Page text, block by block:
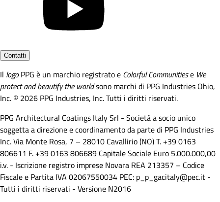
Contatti
Il logoPPG è un marchio registrato e Colorful Communitiese We
protect and beautify the worldsono marchi di PPG Industries Ohio,
Inc. © 2026 PPG Industries, Inc. Tutti i diritti riservati.
PPG Architectural Coatings Italy Srl - Società a socio unico
soggetta a direzione e coordinamento da parte di PPG Industries
Inc. Via Monte Rosa, 7 – 28010 Cavallirio (NO) T. +39 0163
806611 F. +39 0163 806689 Capitale Sociale Euro 5.000.000,00
i.v. - Iscrizione registro imprese Novara REA 213357 – Codice
Fiscale e Partita IVA 02067550034 PEC: p_p_gacitaly@pec.it -
Tutti i diritti riservati - Versione N2016